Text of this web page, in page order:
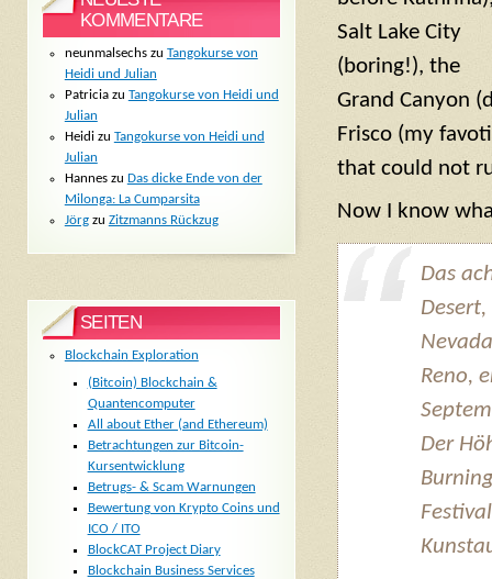
Salt Lake City
(boring!), the
Grand Canyon
Frisco (my
that could not
Now I know
Das
Reno,
Der
KOMMENTARE
neunmalsechszu Tangokurse von
Heidi und Julian
Patriciazu Tangokurse von Heidi und
Julian
Heidizu Tangokurse von Heidi und
Julian
Hanneszu Das dicke Ende von der
Milonga: La Cumparsita
Jörgzu Zitzmanns Rückzug
SEITEN
Blockchain Exploration
(Bitcoin) Blockchain &
Quantencomputer
All about Ether (and Ethereum)
Betrachtungen zur Bitcoin-
Kursentwicklung
Betrugs- & Scam Warnungen
Bewertung von Krypto Coins und
ICO / ITO
BlockCAT Project Diary
Blockchain Business Services